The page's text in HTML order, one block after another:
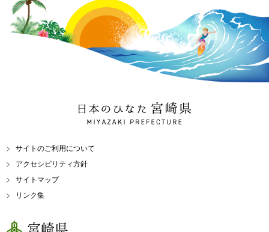
日本のひなた 宮崎県
MIYAZAKI PREFECTURE
サイトのご利用について
アクセシビリティ方針
サイトマップ
リンク集
宮崎県